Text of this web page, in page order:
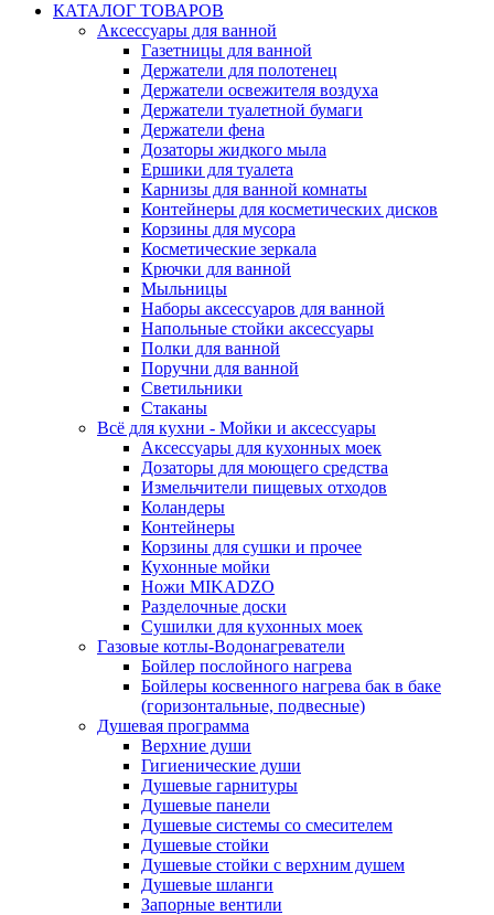
КАТАЛОГ ТОВАРОВ
Аксессуары для ванной
Газетницы для ванной
Держатели для полотенец
Держатели освежителя воздуха
Держатели туалетной бумаги
Держатели фена
Дозаторы жидкого мыла
Ершики для туалета
Карнизы для ванной комнаты
Контейнеры для косметических дисков
Корзины для мусора
Косметические зеркала
Крючки для ванной
Мыльницы
Наборы аксессуаров для ванной
Напольные стойки аксессуары
Полки для ванной
Поручни для ванной
Светильники
Стаканы
Всё для кухни - Мойки и аксессуары
Аксессуары для кухонных моек
Дозаторы для моющего средства
Измельчители пищевых отходов
Коландеры
Контейнеры
Корзины для сушки и прочее
Кухонные мойки
Ножи MIKADZO
Разделочные доски
Сушилки для кухонных моек
Газовые котлы-Водонагреватели
Бойлер послойного нагрева
Бойлеры косвенного нагрева бак в баке
(горизонтальные, подвесные)
Душевая программа
Верхние души
Гигиенические души
Душевые гарнитуры
Душевые панели
Душевые системы со смесителем
Душевые стойки
Душевые стойки с верхним душем
Душевые шланги
Запорные вентили